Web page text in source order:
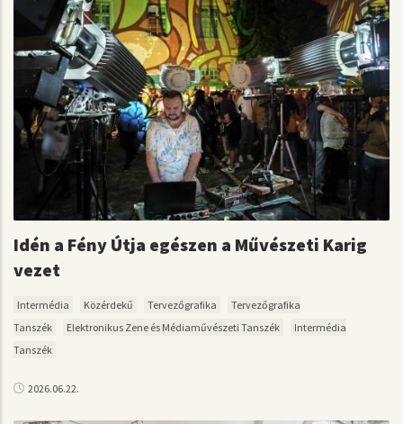
Idén a Fény Útja egészen a Művészeti Karig
vezet
Intermédia Közérdekű Tervezőgrafika
Tervezőgrafika
Tanszék
Elektronikus Zene és Médiaművészeti Tanszék
Intermédia
Tanszék
2026.06.22.